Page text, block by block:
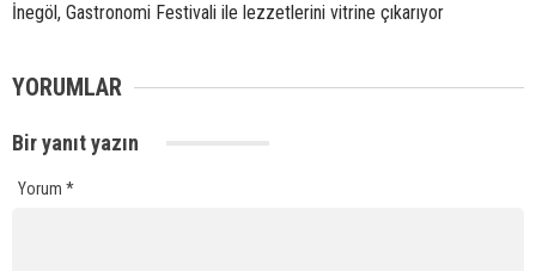
İnegöl, Gastronomi Festivali ile lezzetlerini vitrine çıkarıyor
YORUMLAR
Bir yanıt yazın
Yorum *